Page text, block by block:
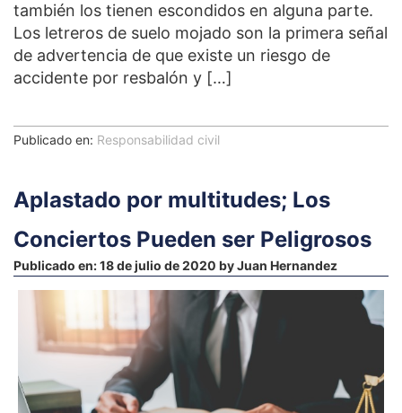
también los tienen escondidos en alguna parte.
Los letreros de suelo mojado son la primera señal
de advertencia de que existe un riesgo de
accidente por resbalón y […]
Publicado en: Responsabilidad civil
Aplastado por multitudes; Los
Conciertos Pueden ser Peligrosos
Publicado en:18 de julio de 2020 byJuan Hernandez